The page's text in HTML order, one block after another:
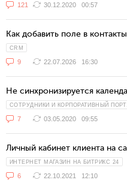
121 30.12.2020 00:57
Как добавить поле в контакты
CRM
9 22.07.2026 16:30
Не синхронизируется
СОТРУДНИКИ И КОРПОРАТИВНЫЙ
7 03.05.2020 09:55
Личный кабинет клиента на
ИНТЕРНЕТ МАГАЗИН НА БИТРИКС 24
6 22.10.2021 12:10